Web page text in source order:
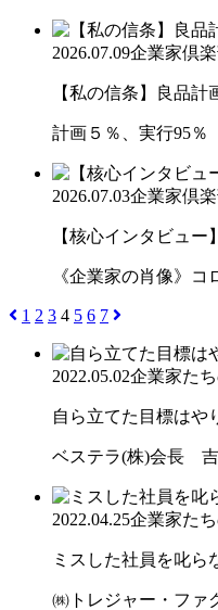
2026.07.09企業家倶
【私の信条】良品
計画５％、実行95％
2026.07.03企業家倶
【核心インタビュ
《企業家の肖像》
1 2 3 4 5 6 7
2022.05.02企業家た
自ら立てた目標はや
ベステラ(株)会長
2022.04.25企業家た
ミスした社員を叱ら
㈱トレジャー・フ